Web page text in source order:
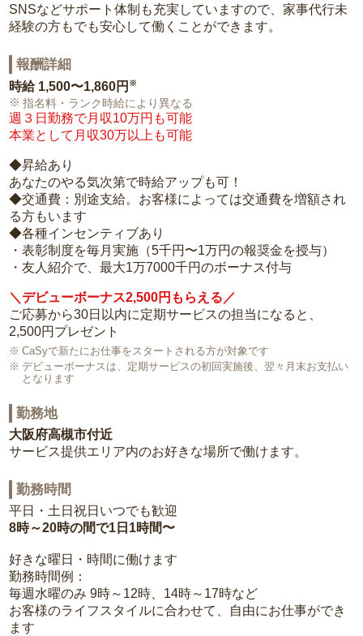
SNSなどサポート体制も充実していますので、家事代行未
経験の方もでも安心して働くことができます。
報酬詳細
時給 1,500〜1,860円 ※
指名料・ランク時給により異なる
週３日勤務で月収10万円も可能
本業として月収30万以上も可能
◆昇給あり
あなたのやる気次第で時給アップも可！
◆交通費：別途支給。お客様によっては交通費を増額され
る方もいます
◆各種インセンティブあり
・表彰制度を毎月実施（5千円〜1万円の報奨金を授与）
・友人紹介で、最大1万7000千円のボーナス付与
＼デビューボーナス2,500円もらえる／
ご応募から30日以内に定期サービスの担当になると、
2,500円プレゼント
CaSyで新たにお仕事をスタートされる方が対象です
デビューボーナスは、定期サービスの初回実施後、翌々月末お支払い
となります
勤務地
大阪府高槻市付近
サービス提供エリア内のお好きな場所で働けます。
勤務時間
平日・土日祝日いつでも歓迎
8時～20時の間で1日1時間〜
好きな曜日・時間に働けます
勤務時間例：
毎週水曜のみ 9時～12時、14時～17時など
お客様のライフスタイルに合わせて、自由にお仕事ができ
ます